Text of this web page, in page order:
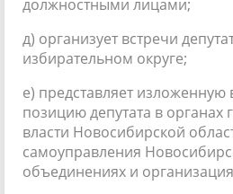
должностными лицами;
д) организует встречи
избирательном округе;
е) представляет
позицию депутата в органах
власти Новосибирской
самоуправления
объединениях и